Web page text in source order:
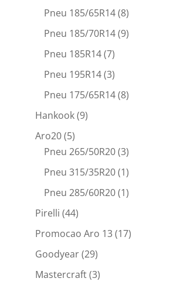
Pneu 185/65R14(8)
Pneu 185/70R14(9)
Pneu 185R14(7)
Pneu 195R14(3)
Pneu 175/65R14(8)
Hankook(9)
Aro20(5)
Pneu 265/50R20(3)
Pneu 315/35R20(1)
Pneu 285/60R20(1)
Pirelli (44)
Promocao Aro 13(17)
Goodyear(29)
Mastercraft(3)